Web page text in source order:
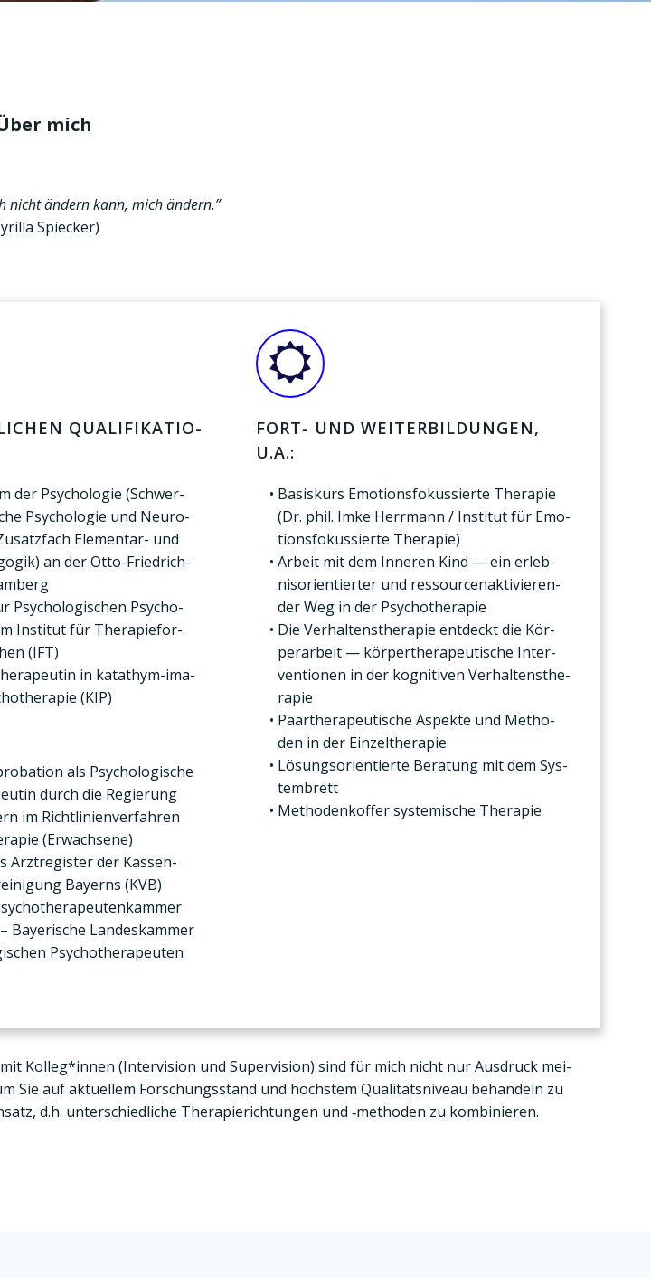
mich
nicht ändern kann, mich ändern.”
Spiecker)
QUA­LI­FI­KA­TIO­
der Psy­cho­lo­gie (Schwer­
Psy­cho­lo­gie und Neu­ro­
Ele­men­tar- und
an der Otto-Fried­rich-
Psy­cho­lo­gi­schen Psy­cho­
Insti­tut für The­ra­pie­for­
(IFT)
in kata­thym-ima­
(KIP)
als Psy­cho­lo­gi­sche
durch die Regie­rung
im Richt­li­ni­en­ver­fah­ren
(Erwach­se­ne)
Arzt­re­gis­ter der Kas­sen­
Bay­erns (KVB)
Baye­ri­sche Lan­des­kam­mer
Psy­cho­the­ra­peu­ten
FORT- UND WEI­TER­BIL­DUN­GEN,
U.A.:
Basis­kurs Emo­ti­ons­fo­kus­sier­te The­ra­pie
(Dr. phil. Imke Herr­mann / Insti­tut für Emo­
ti­ons­fo­kus­sier­te The­ra­pie)
Arbeit mit dem Inne­ren Kind — ein erleb­
nis­ori­en­tier­ter und res­sour­cen­ak­ti­vie­ren­
der Weg in der Psy­cho­the­ra­pie
Die Ver­hal­tens­the­ra­pie ent­deckt die Kör­
per­ar­beit — kör­per­the­ra­peu­ti­sche Inter­
ven­tio­nen in der kogni­ti­ven Ver­hal­tens­the­
ra­pie
Paar­the­ra­peu­ti­sche Aspek­te und Metho­
den in der Ein­zel­the­ra­pie
Lösungs­ori­en­tier­te Bera­tung mit dem Sys­
tem­brett
Metho­den­kof­fer sys­te­mi­sche The­ra­pie
Kolleg*innen (Inter­vi­si­on und Super­vi­si­on) sind für mich nicht nur Aus­druck mei­
Sie auf aktu­el­lem For­schungs­stand und höchs­tem Qua­li­täts­ni­veau behan­deln zu
d.h. unter­schied­li­che The­ra­pie­rich­tun­gen und ‑metho­den zu kom­bi­nie­ren.